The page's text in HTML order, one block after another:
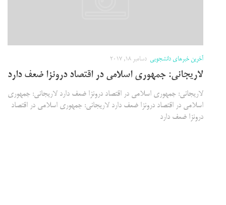
آخرین خبرهای دانشجویی دسامبر 18, 2017
لاریجانی: جمهوری اسلامی در اقتصاد درونزا ضعف دارد
لاریجانی: جمهوری اسلامی در اقتصاد درونزا ضعف دارد لاریجانی: جمهوری
اسلامی در اقتصاد درونزا ضعف دارد لاریجانی: جمهوری اسلامی در اقتصاد
درونزا ضعف دارد